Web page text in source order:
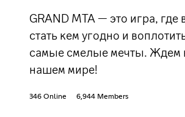
GRAND MTA — это игра,
стать кем угодно и
самые смелые мечты. Ждем
нашем мире!
346 Online 6,944 Members